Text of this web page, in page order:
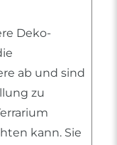
Deko-
ab und sind
zu
kann. Sie